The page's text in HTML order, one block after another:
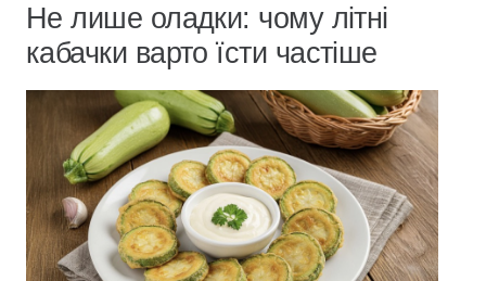
Не лише оладки: чому літні
кабачки варто їсти частіше